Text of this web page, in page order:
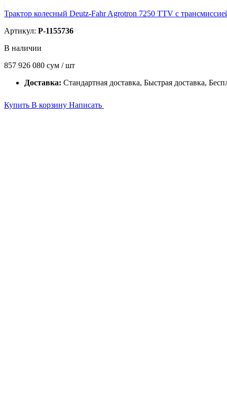
Трактор колесный Deutz-Fahr Agrotron 7250 TTV с
Артикул: P-1155736
В наличии
857 926 080 сум / шт
Доставка: Стандартная доставка, Быстрая доставка,
Купить В корзину Написать